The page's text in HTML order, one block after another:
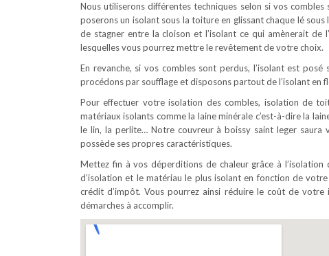
Nous utiliserons différentes techniques selon si vos
poserons un isolant sous la toiture en glissant chaque lé
de stagner entre la cloison et l’isolant ce qui amènerait de
lesquelles vous pourrez mettre le revêtement de votre choix.
En revanche, si vos combles sont perdus, l’isolant est
procédons par soufflage et disposons partout de l’isolant en
Pour effectuer votre isolation des combles, isolation de
matériaux isolants comme la laine minérale c’est-à-dire la
le lin, la perlite… Notre couvreur à boissy saint leger saura
possède ses propres caractéristiques.
Mettez fin à vos déperditions de chaleur grâce à
d’isolation et le matériau le plus isolant en fonction de
crédit d’impôt. Vous pourrez ainsi réduire le coût de votre
démarches à accomplir.